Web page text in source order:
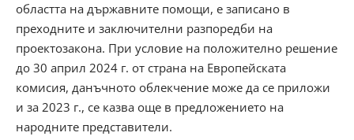
областта на държавните помощи, е записано в
преходните и заключителни разпоредби на
проектозакона. При условие на положително решение
до 30 април 2024 г. от страна на Европейската
комисия, данъчното облекчение може да се приложи
и за 2023 г., се казва още в предложението на
народните представители.